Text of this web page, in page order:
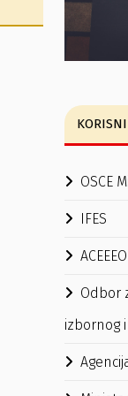
OSCE
IFES
ACEEEO
Odbor
izbornog